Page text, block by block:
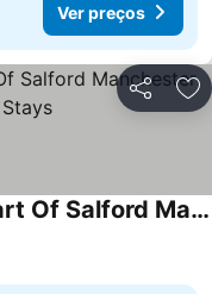
Ver preços
Partilhar
Double-bedroom In The Heart Of Salford Manchester Perfect For Short Stays